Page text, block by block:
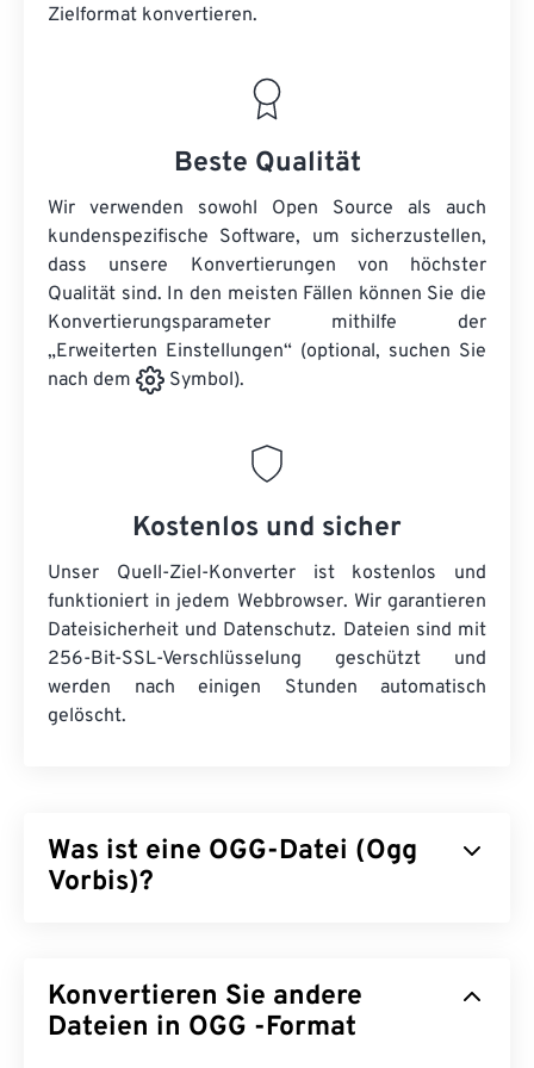
Zielformat konvertieren.
Beste Qualität
Wir verwenden sowohl Open Source als auch
kundenspezifische Software, um sicherzustellen,
dass unsere Konvertierungen von höchster
Qualität sind. In den meisten Fällen können Sie die
Konvertierungsparameter mithilfe der
„Erweiterten Einstellungen“ (optional, suchen Sie
nach dem
Symbol).
Kostenlos und sicher
Unser Quell-Ziel-Konverter ist kostenlos und
funktioniert in jedem Webbrowser. Wir garantieren
Dateisicherheit und Datenschutz. Dateien sind mit
256-Bit-SSL-Verschlüsselung geschützt und
werden nach einigen Stunden automatisch
gelöscht.
Was ist eine OGG-Datei (Ogg
Vorbis)?
patent- und lizenzfreies Kodierungsschema der
Xiph.Org Foundation. Wie MP3sind OGG-Dateien
Konvertieren Sie andere
Dateien in OGG -Format